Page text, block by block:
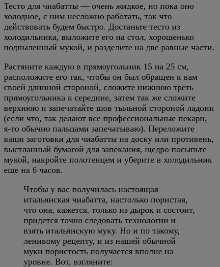
Тесто для чиабатты — очень жидкое, но пока оно
холодное, с ним несложно работать, так что
действовать будем быстро. Достаньте тесто из
холодильника, выложите его на стол, хорошенько
подпыленный мукой, и разделите на две равные части.
Растяните каждую в прямоугольник 15 на 25 см,
расположите его так, чтобы он был обращен к вам
своей длинной стороной, сложите нижнюю треть
прямоугольника к середине, затем так же сложите
верхнюю и запечатайте шов тыльной стороной ладони
(если что, так делают все профессиональные пекари,
я-то обычно пальцами запечатываю). Переложите
ваши заготовки для чиабатты на доску или противень,
выстланный бумагой для запекания, щедро посыпьте
мукой, накройте полотенцем и уберите в холодильник
еще на 6 часов.
Чтобы у вас получилась настоящая
итальянская чиабатта, настолько пористая,
что она, кажется, только из дырок и состоит,
придется точно следовать технологии и
взять итальянскую муку. Но и по такому,
ленивому рецепту, и из нашей обычной
муки пористость получается вполне на
уровне. Вот, взгляните: